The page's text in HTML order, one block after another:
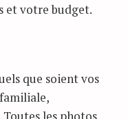
et votre budget.
que soient vos
les photos